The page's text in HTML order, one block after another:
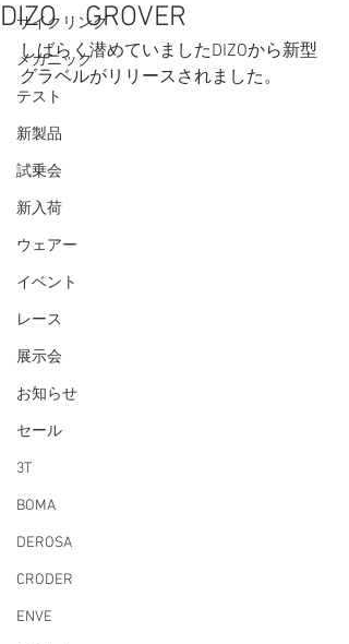
サイクリング
メカニック
テスト
新製品
試乗会
新入荷
ウェアー
イベント
レース
展示会
お知らせ
セール
3T
BOMA
DEROSA
CRODER
ENVE
DIZO GROVER
しばらく潜めていましたDIZOから新型
グラベルがリリースされました。